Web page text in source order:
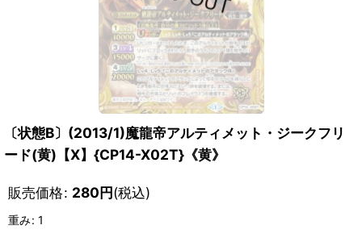
〔状態B〕(2013/1)魔龍帝アルティメット・ジークフリ
ード(黄)【X】{CP14-X02T}《黄》
販売価格: 280円(税込)
重み: 1